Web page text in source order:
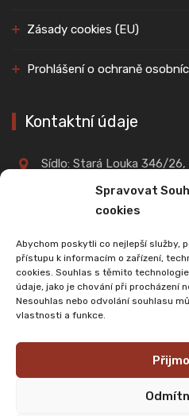
Spravovat
cookies
Abychom poskytli co nejlepší služby,
přístupu k informacím o zařízení,
cookies. Souhlas s těmito
údaje, jako je chování při procházení
Nesouhlas nebo odvolání souhlasu
vlastnosti a funkce.
Zásady cookies (EU)
Prohlášení o ochraně
Kontaktní údaje
Sídlo: Stará Louka 346/26,
360 01, Karlovy Vary
+420 603 901 114